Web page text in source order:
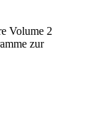
Volume 2
zur